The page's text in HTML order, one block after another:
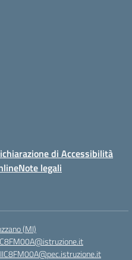
di Accessibilità
Note legali
(MI)